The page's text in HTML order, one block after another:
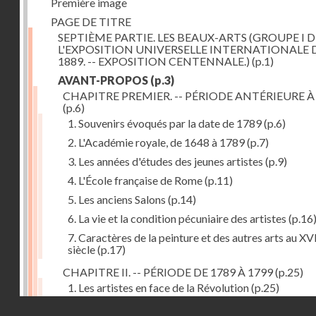
PAGE DE TITRE
SEPTIÈME PARTIE. LES BEAUX-ARTS (GROUPE I
L'EXPOSITION UNIVERSELLE INTERNATIONALE
1889. -- EXPOSITION CENTENNALE.) (p.1)
AVANT-PROPOS (p.3)
CHAPITRE PREMIER. -- PÉRIODE ANTÉRIEURE
(p.6)
1. Souvenirs évoqués par la date de 1789(p.6)
2. L'Académie royale, de 1648 à 1789(p.7)
3. Les années d'études des jeunes artistes (p.9)
4. L'École française de Rome(p.11)
5. Les anciens Salons (p.14)
6. La vie et la condition pécuniaire des artistes (p.16)
7. Caractères de la peinture et des autres arts au
siècle(p.17)
CHAPITRE II. -- PÉRIODE DE 1789 À 1799(p.25)
1. Les artistes en face de la Révolution(p.25)